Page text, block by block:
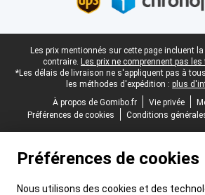
Pied-de-page légal
Les prix mentionnés sur cette page incluent
contraire. Les prix ne comprennent pas
*Les délais de livraison ne s'appliquent pas à
les méthodes d'expédition : plus
À propos de Gomibo.fr
Vie privée
Préférences de cookies
Conditions
Préférences de cookies
Nous utilisons des cookies et des